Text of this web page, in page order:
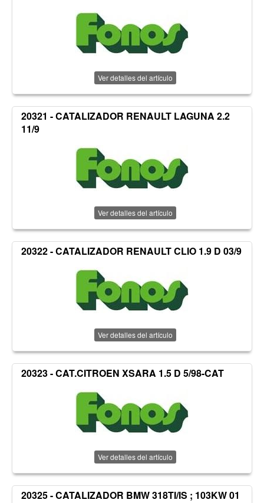
Ver detalles del artículo
20321 - CATALIZADOR RENAULT LAGUNA 2.2
11/9
Ver detalles del artículo
20322 - CATALIZADOR RENAULT CLIO 1.9 D 03/9
Ver detalles del artículo
20323 - CAT.CITROEN XSARA 1.5 D 5/98-CAT
Ver detalles del artículo
20325 - CATALIZADOR BMW 318TI/IS ; 103KW 01